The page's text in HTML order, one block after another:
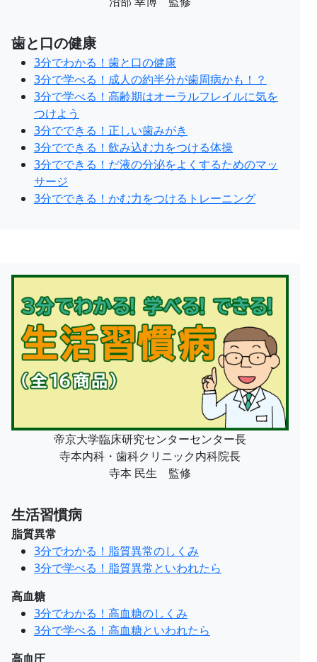
歯と口の健康
3分でわかる！歯と口の健康
3分で学べる！成人の約半分が歯周病かも！？
3分で学べる！高齢期はオーラルフレイルに気を
つけよう
3分でできる！正しい歯みがき
3分でできる！飲み込む力をつける体操
3分でできる！だ液の分泌をよくするためのマッ
サージ
3分でできる！かむ力をつけるトレーニング
帝京大学臨床研究センターセンター長
寺本内科・歯科クリニック内科院長
寺本 民生 監修
生活習慣病
脂質異常
3分でわかる！脂質異常のしくみ
3分で学べる！脂質異常といわれたら
高血糖
3分でわかる！高血糖のしくみ
3分で学べる！高血糖といわれたら
高血圧